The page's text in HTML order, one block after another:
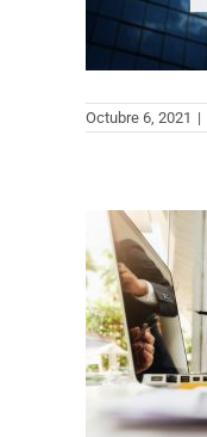
Octubre 6, 2021 |